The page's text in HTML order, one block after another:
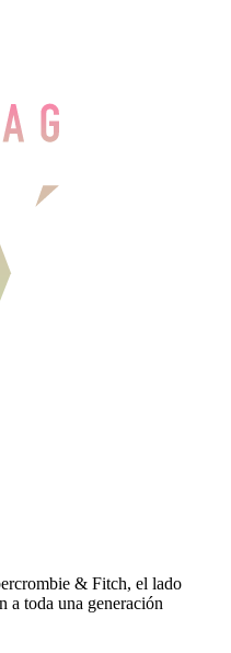
& Fitch, el lado
a toda una generación